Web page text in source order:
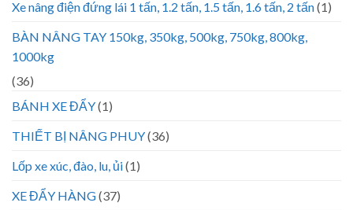
Xe nâng điện đứng lái 1 tấn, 1.2 tấn, 1.5 tấn, 1.6 tấn, 2 tấn(1)
BÀN NÂNG TAY 150kg, 350kg, 500kg, 750kg, 800kg,
1000kg
(36)
BÁNH XE ĐẨY(1)
THIẾT BỊ NÂNG PHUY(36)
Lốp xe xúc, đào, lu, ủi(1)
XE ĐẨY HÀNG(37)